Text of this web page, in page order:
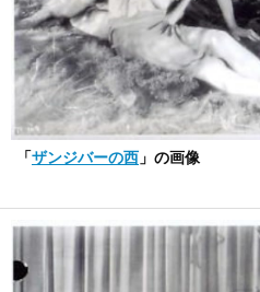
「ザンジバーの西 」の画像